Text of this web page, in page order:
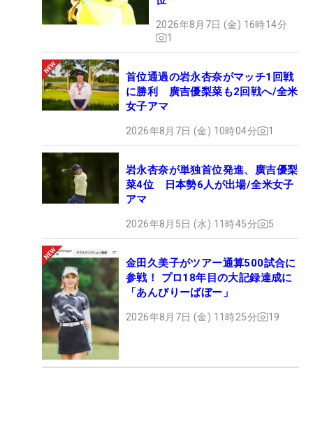
2026年8月7日 (金) 16時14分
1
首位通過の岩永杏奈がマッチ1回戦
に勝利 廣吉優梨菜も2回戦へ/全米
女子アマ
2026年8月7日 (金) 10時04分 1
岩永杏奈が単独首位発進、廣吉優梨
菜4位 日本勢6人が出場/全米女子
アマ
2026年8月5日 (水) 11時45分 5
金田久美子がツアー通算500試合に
参戦！ プロ18年目の大記録達成に
「あんびりーばぼー」
2026年8月7日 (金) 11時25分 19